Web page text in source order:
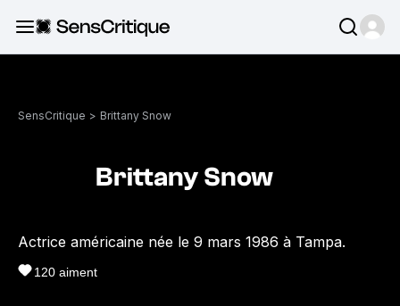
SensCritique > Brittany Snow
Brittany Snow
Actrice américaine née le 9 mars 1986 à Tampa.
120 aiment